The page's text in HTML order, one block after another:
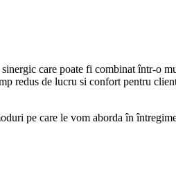
care poate fi combinat într-o
redus de lucru si confort pentru
pe care le vom aborda în